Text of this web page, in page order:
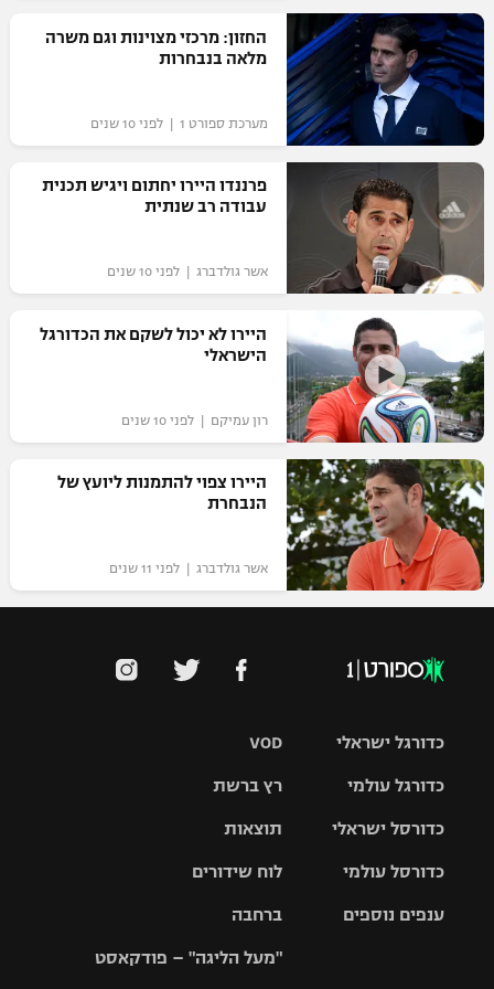
רשיון להקרנה פומבית לבית עסק
הצטרפות לחבילת הערוצים
לוח דרושים – ג'ובנט
המגזין
החזון: מרכזי מצוינות וגם משרה
מלאה בנבחרות
מערכת ספורט 1 | לפני 10 שנים
פרננדו היירו יחתום ויגיש תכנית
עבודה רב שנתית
אשר גולדברג | לפני 10 שנים
היירו לא יכול לשקם את הכדורגל
הישראלי
רון עמיקם | לפני 10 שנים
היירו צפוי להתמנות ליועץ של
הנבחרת
אשר גולדברג | לפני 11 שנים
VOD
רץ ברשת
תוצאות
לוח שידורים
ברחבה
"מעל הליגה" – פודקאסט
כדורגל ישראלי
גביע הטוטו
כדורגל עולמי
האלופות
ליגה
כדורסל ישראלי
סל
כדורסל עולמי
ענפים נוספים